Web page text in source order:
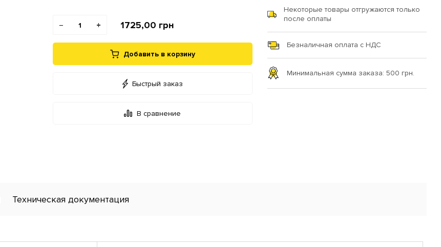
− + 1725,00 грн
Добавить в корзину
Быстрый заказ
В сравнение
Некоторые товары отгружаются только
после оплаты
Безналичная оплата с НДС
Минимальная сумма заказа: 500 грн.
Техническая документация